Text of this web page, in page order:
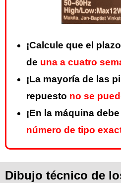
¡Calcule que el
de una a cuatro
¡La mayoría de las
repuesto no se
¡En la máquina
número de tipo
Dibujo técnico de